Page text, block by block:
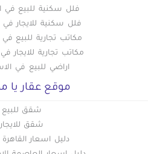
فلل سكنية للبيع في
فلل سكنية للايجار في
مكاتب تجارية للبيع في
مكاتب تجارية للايجار
اراضي للبيع في
موقع عقار يا
شقق للبيع
شقق للايجار
دليل اسعار القاهرة